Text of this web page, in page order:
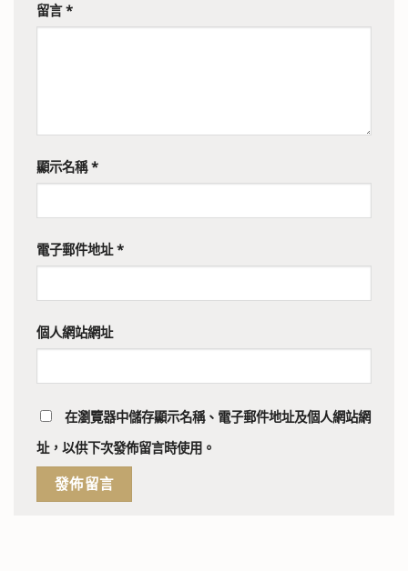
留言*
顯示名稱*
電子郵件地址*
個人網站網址
在瀏覽器中儲存顯示名稱、電子郵件地址及個人網站網
址，以供下次發佈留言時使用。